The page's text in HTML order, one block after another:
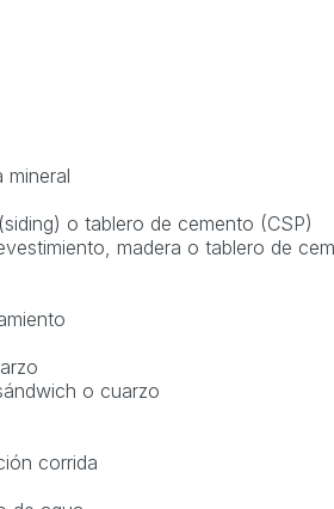
mineral
o tablero de cemento (CSP)
madera o tablero de
o cuarzo
corrida